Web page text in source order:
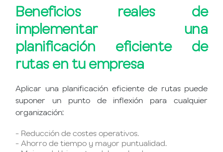
Beneficios reales de
implementar una
planificación eficiente de
rutas en tu empresa
Aplicar una planificación eficiente de rutas puede
suponer un punto de inflexión para cualquier
organización:
- Reducción de costes operativos.
- Ahorro de tiempo y mayor puntualidad.